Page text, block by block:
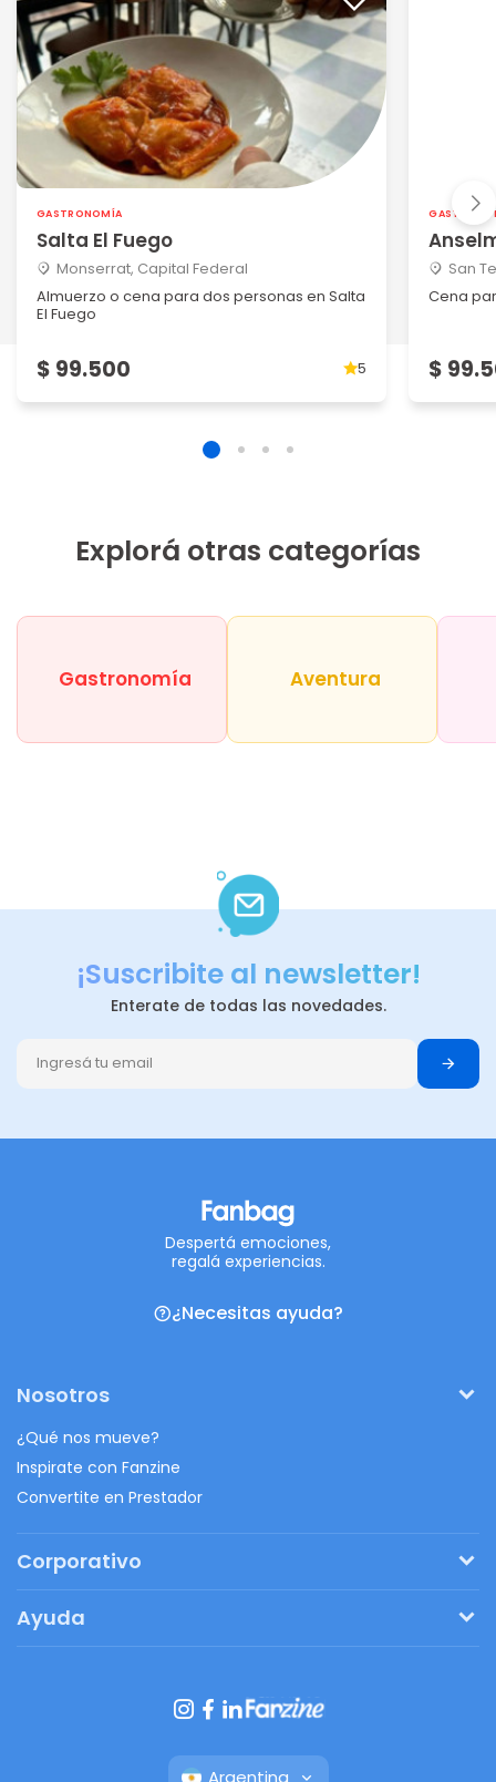
GASTRONOMÍA
Salta El Fuego
Monserrat, Capital Federal
Almuerzo o cena para dos personas en Salta
El Fuego
$ 99.500 5
San
Cena
$
Explorá otras categorías
Gastronomía Aventura
¡Suscribite al newsletter!
Enterate de todas las novedades.
Despertá emociones,
regalá experiencias.
¿Necesitas ayuda?
Nosotros
¿Qué nos mueve?
Inspirate con Fanzine
Convertite en Prestador
Corporativo
Regalos originales
Ayuda
Botón de arrepentimiento